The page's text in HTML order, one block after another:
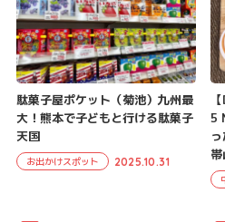
駄菓子屋ポケット（菊池）九州最
大！熊本で子どもと行ける駄菓子
天国
お出かけスポット 2025.10.31
5
帯